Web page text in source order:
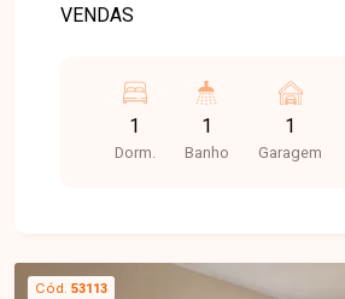
VENDAS
1
Dorm.
1
Banho
1
Garagem
Cód. 53113